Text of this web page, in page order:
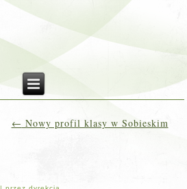
← Nowy profil klasy w Sobieskim